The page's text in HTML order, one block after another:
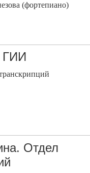
(фортепиано)
ГИИ
Отдел